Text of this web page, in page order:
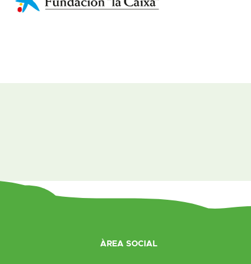
ÀREA SOCIAL